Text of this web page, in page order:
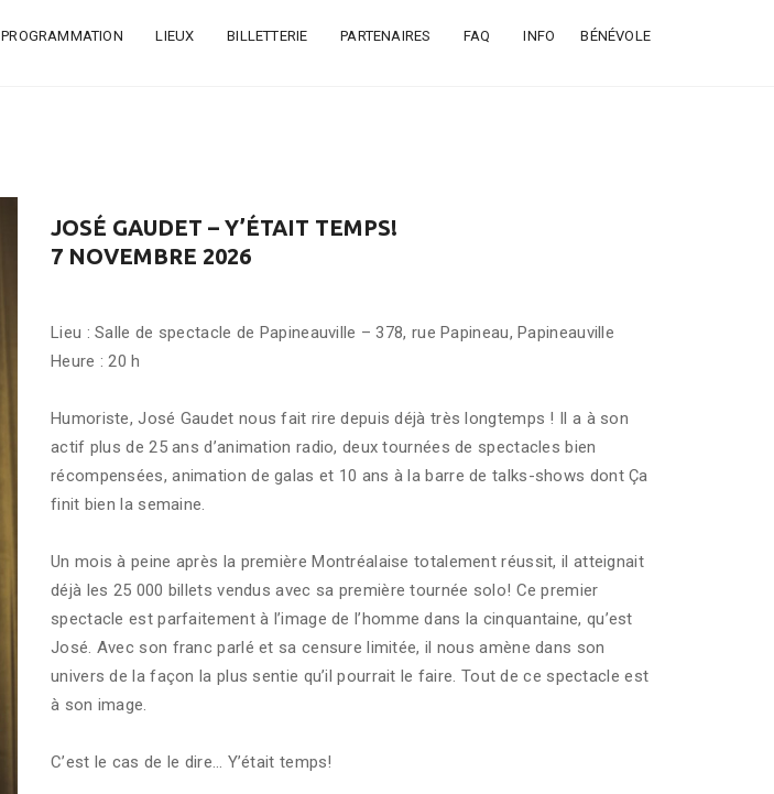
PROGRAMMATION LIEUX BILLETTERIE PARTENAIRES FAQ INFO BÉNÉVOLE
JOSÉ GAUDET – Y’ÉTAIT TEMPS!
7 NOVEMBRE 2026
Lieu : Salle de spectacle de Papineauville – 378, rue Papineau, Papineauville
Heure : 20 h
Humoriste, José Gaudet nous fait rire depuis déjà très longtemps ! Il a à son
actif plus de 25 ans d’animation radio, deux tournées de spectacles bien
récompensées, animation de galas et 10 ans à la barre de talks-shows dont Ça
finit bien la semaine.
Un mois à peine après la première Montréalaise totalement réussit, il atteignait
déjà les 25 000 billets vendus avec sa première tournée solo! Ce premier
spectacle est parfaitement à l’image de l’homme dans la cinquantaine, qu’est
José. Avec son franc parlé et sa censure limitée, il nous amène dans son
univers de la façon la plus sentie qu’il pourrait le faire. Tout de ce spectacle est
à son image.
C’est le cas de le dire… Y’était temps!